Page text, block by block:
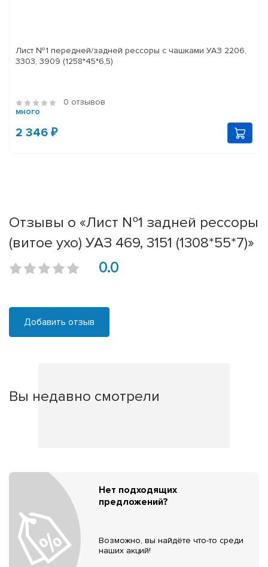
Лист №1 передней/задней рессоры с чашками УАЗ 2206,
3303, 3909 (1258*45*6,5)
0 отзывов
много
2 346 ₽
Отзывы о «Лист №1 задней рессоры
(витое ухо) УАЗ 469, 3151 (1308*55*7)»
0.0
Добавить отзыв
Вы недавно смотрели
Нет подходящих
предложений?
Возможно, вы найдёте что-то среди
наших акций!